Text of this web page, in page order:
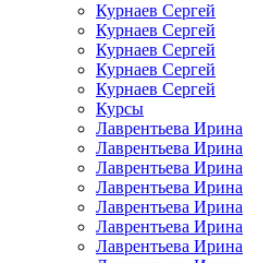
Курнаев Сергей
Курнаев Сергей
Курнаев Сергей
Курнаев Сергей
Курнаев Сергей
Курсы
Лаврентьева Ирина
Лаврентьева Ирина
Лаврентьева Ирина
Лаврентьева Ирина
Лаврентьева Ирина
Лаврентьева Ирина
Лаврентьева Ирина